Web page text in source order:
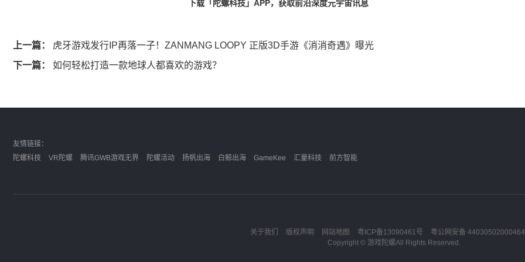
下载「陀螺科技」APP，获取前沿深度元宇宙讯息
上一篇： 虎牙游戏发行IP再落一子！ZANMANG LOOPY 正版3D手游《消消奇遇》曝光
下一篇： 如何轻松打造一款地球人都喜欢的游戏？
友情链接：
陀螺科技
VR陀螺 腾讯GWB游戏无界 陀螺活动 扬帆出海 白鲸出海 GameKee 汇量科技 前方智能
关于我们 版权声明 网站地图 粤ICP备13090461号
粤公网安备
Copyright © 游戏陀螺All Rights Reserved.